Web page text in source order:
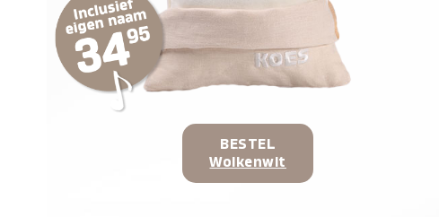
BESTEL
Wolkenwit